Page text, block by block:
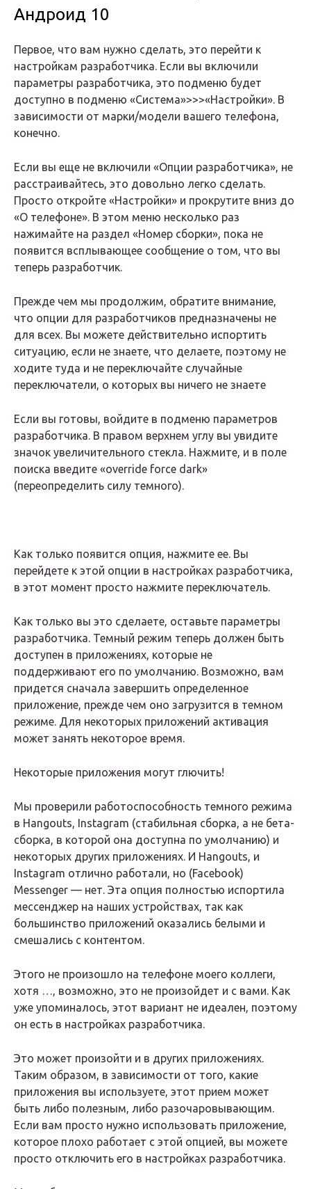
Андроид 10
Первое, что вам нужно сделать, это перейти к
настройкам разработчика. Если вы включили
параметры разработчика, это подменю будет
доступно в подменю «Система»>>>«Настройки». В
зависимости от марки/модели вашего телефона,
конечно.
Если вы еще не включили «Опции разработчика», не
расстраивайтесь, это довольно легко сделать.
Просто откройте «Настройки» и прокрутите вниз до
«О телефоне». В этом меню несколько раз
нажимайте на раздел «Номер сборки», пока не
появится всплывающее сообщение о том, что вы
теперь разработчик.
Прежде чем мы продолжим, обратите внимание,
что опции для разработчиков предназначены не
для всех. Вы можете действительно испортить
ситуацию, если не знаете, что делаете, поэтому не
ходите туда и не переключайте случайные
переключатели, о которых вы ничего не знаете
Если вы готовы, войдите в подменю параметров
разработчика. В правом верхнем углу вы увидите
значок увеличительного стекла. Нажмите, и в поле
поиска введите «override force dark»
(переопределить силу темного).
Как только появится опция, нажмите ее. Вы
перейдете к этой опции в настройках разработчика,
в этот момент просто нажмите переключатель.
Как только вы это сделаете, оставьте параметры
разработчика. Темный режим теперь должен быть
доступен в приложениях, которые не
поддерживают его по умолчанию. Возможно, вам
придется сначала завершить определенное
приложение, прежде чем оно загрузится в темном
режиме. Для некоторых приложений активация
может занять некоторое время.
Некоторые приложения могут глючить!
Мы проверили работоспособность темного режима
в Hangouts, Instagram (стабильная сборка, а не бета-
сборка, в которой она доступна по умолчанию) и
некоторых других приложениях. И Hangouts, и
Instagram отлично работали, но (Facebook)
Messenger — нет. Эта опция полностью испортила
мессенджер на наших устройствах, так как
большинство приложений оказались белыми и
смешались с контентом.
Этого не произошло на телефоне моего коллеги,
хотя …, возможно, это не произойдет и с вами. Как
уже упоминалось, этот вариант не идеален, поэтому
он есть в настройках разработчика.
Это может произойти и в других приложениях.
Таким образом, в зависимости от того, какие
приложения вы используете, этот прием может
быть либо полезным, либо разочаровывающим.
Если вам просто нужно использовать приложение,
которое плохо работает с этой опцией, вы можете
просто отключить его в настройках разработчика.